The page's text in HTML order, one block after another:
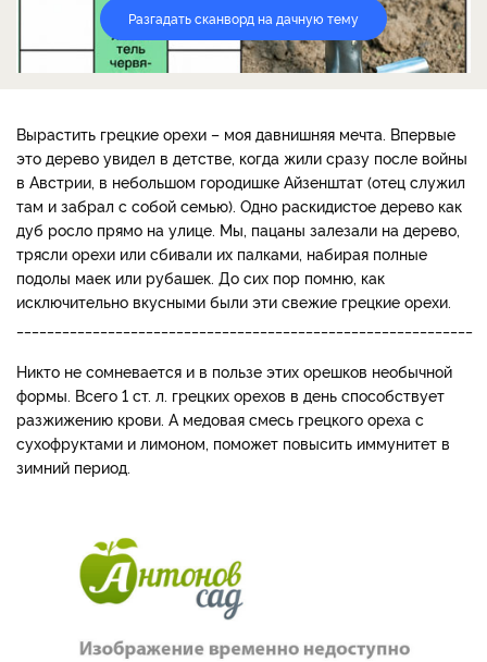
Разгадать сканворд на дачную тему
Вырастить грецкие орехи – моя давнишняя мечта. Впервые
это дерево увидел в детстве, когда жили сразу после войны
в Австрии, в небольшом городишке Айзенштат (отец служил
там и забрал с собой семью). Одно раскидистое дерево как
дуб росло прямо на улице. Мы, пацаны залезали на дерево,
трясли орехи или сбивали их палками, набирая полные
подолы маек или рубашек. До сих пор помню, как
исключительно вкусными были эти свежие грецкие орехи.
Никто не сомневается и в пользе этих орешков необычной
формы. Всего 1 ст. л. грецких орехов в день способствует
разжижению крови. А медовая смесь грецкого ореха с
сухофруктами и лимоном, поможет повысить иммунитет в
зимний период.